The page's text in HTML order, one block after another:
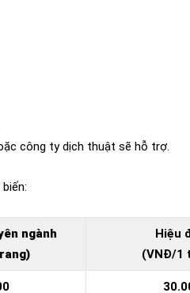
công ty dịch thuật sẽ hỗ trợ.
ngành
Hiệu
(VNĐ/1